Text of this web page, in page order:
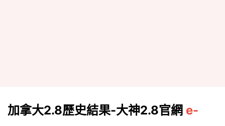
加拿大2.8歷史結果-大神2.8官網 e-